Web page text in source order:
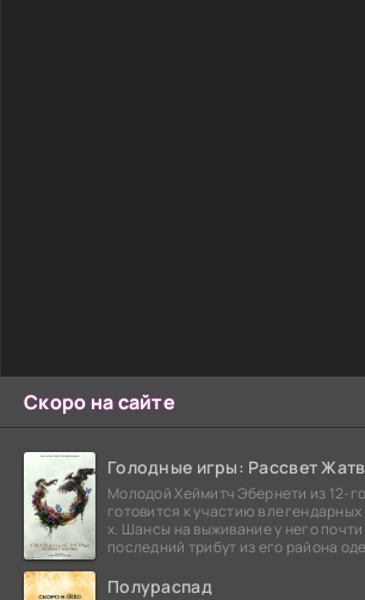
Скоро на сайте
Голодные игры: Рассвет
Молодой Хеймитч Эбернети из 12-
готовится к участию в
х. Шансы на выживание у него
последний трибут из его района
Полураспад